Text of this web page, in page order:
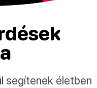
segítenek életben